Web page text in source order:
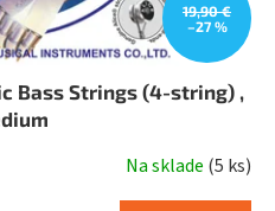
19,90 €
–27 %
Bass Strings (4-string) ,
Na sklade (5 ks)